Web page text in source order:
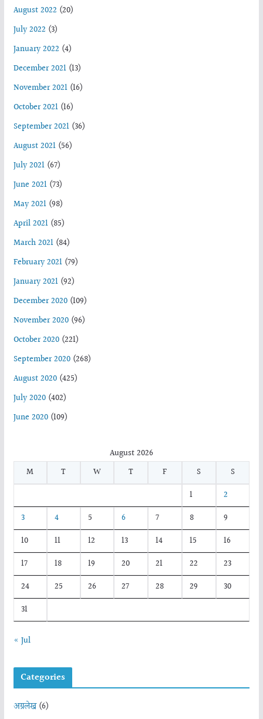
August 2022 (20)
July 2022 (3)
January 2022 (4)
December 2021(13)
November 2021(16)
October 2021(16)
September 2021(36)
August 2021(56)
July 2021(67)
June 2021(73)
May 2021(98)
April 2021(85)
March 2021(84)
February 2021(79)
January 2021(92)
December 2020(109)
November 2020(96)
October 2020(221)
September 2020(268)
August 2020(425)
July 2020(402)
June 2020(109)
August 2026
M
T W T F S
S
1
2
3
4 5 6 7 8
9
10
11 12 13 14 15
16
17
18 19 20 21 22
23
24
25 26 27 28 29
30
31
« Jul
Categories
अग्रलेख(6)